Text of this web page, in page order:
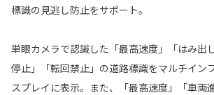
標識の見逃し防止をサポート。
単眼カメラで認識した「最高速度」「はみ出
停止」「転回禁止」の道路標識をマルチイン
スプレイに表示。また、「最高速度」「車両